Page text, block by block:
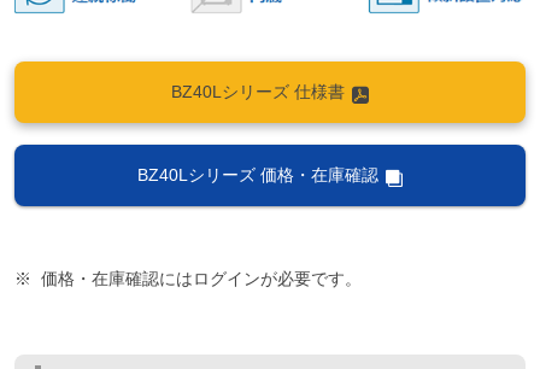
BZ40Lシリーズ 仕様書
BZ40Lシリーズ 価格・在庫確認
価格・在庫確認にはログインが必要です。